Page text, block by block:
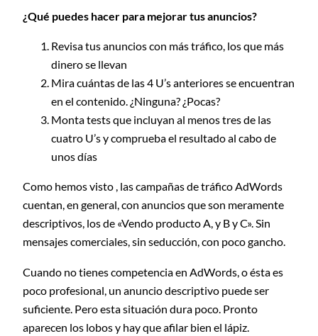
¿Qué puedes hacer para mejorar tus anuncios?
Revisa tus anuncios con más tráfico, los que más
dinero se llevan
Mira cuántas de las 4 U’s anteriores se encuentran
en el contenido. ¿Ninguna? ¿Pocas?
Monta tests que incluyan al menos tres de las
cuatro U’s y comprueba el resultado al cabo de
unos días
Como hemos visto , las campañas de tráfico AdWords
cuentan, en general, con anuncios que son meramente
descriptivos, los de «Vendo producto A, y B y C». Sin
mensajes comerciales, sin seducción, con poco gancho.
Cuando no tienes competencia en AdWords, o ésta es
poco profesional, un anuncio descriptivo puede ser
suficiente. Pero esta situación dura poco. Pronto
aparecen los lobos y hay que afilar bien el lápiz.